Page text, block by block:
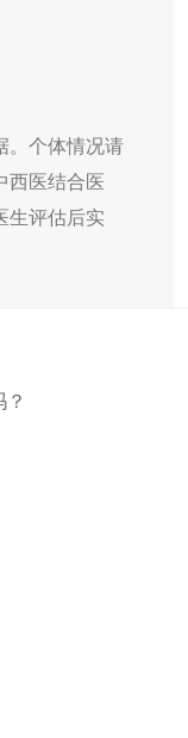
。个体情况请
西医结合医
生评估后实